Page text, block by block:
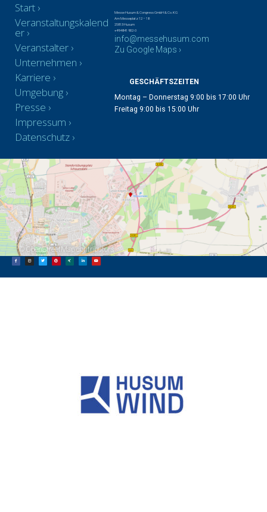
Start
Veranstaltungskalend
er
Veranstalter
Unternehmen
Karriere
Umgebung
Presse
Impressum
Datenschutz
Messe Husum & Congress GmbH & Co. KG
Am Messeplatz 12 – 18
25813 Husum
+49 4841 902-0
info@messehusum.com
Zu Google Maps ›
GESCHÄFTSZEITEN
Montag – Donnerstag 9:00 bis 17:00 Uhr
Freitag 9:00 bis 15:00 Uhr
© OpenStreetMapcontributors